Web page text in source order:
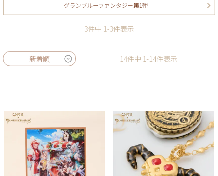
グランブルーファンタジー第1弾
3件中 1-3件表示
新着順 14件中 1-14件表示